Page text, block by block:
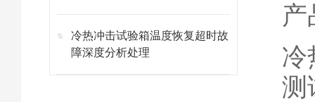
冷热冲击试验箱温度恢复超时故
障深度分析处理
产
冷
测